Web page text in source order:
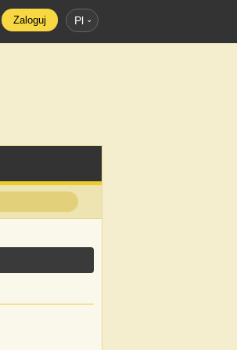
Zaloguj Pl